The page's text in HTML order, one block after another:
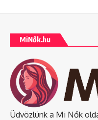
MiNők.hu
Üdvözlünk a Mi Nők